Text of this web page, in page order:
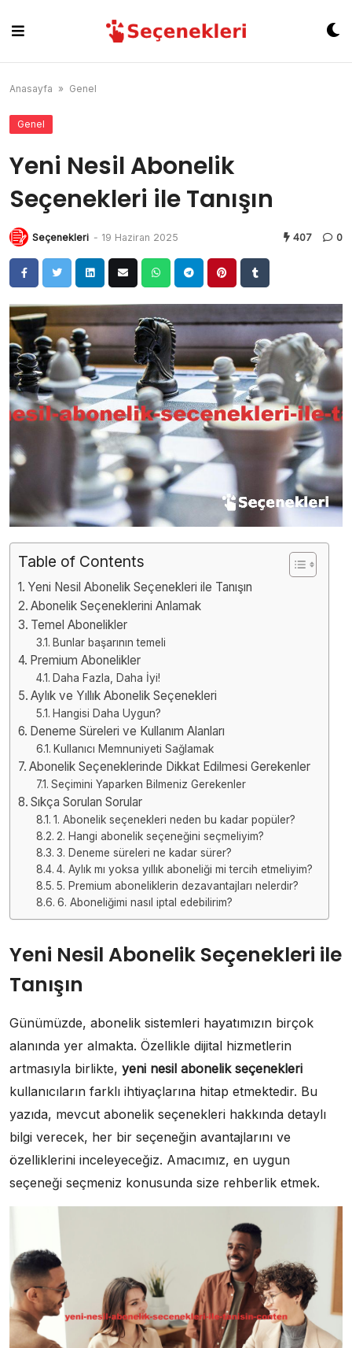
content
Anasayfa » Genel
Genel
Yeni Nesil Abonelik
Seçenekleri ile Tanışın
Seçenekleri - 19 Haziran 2025 407 0
Table of Contents
Yeni Nesil Abonelik Seçenekleri ile Tanışın
Abonelik Seçeneklerini Anlamak
Temel Abonelikler
Bunlar başarının temeli
Premium Abonelikler
Daha Fazla, Daha İyi!
Aylık ve Yıllık Abonelik Seçenekleri
Hangisi Daha Uygun?
Deneme Süreleri ve Kullanım Alanları
Kullanıcı Memnuniyeti Sağlamak
Abonelik Seçeneklerinde Dikkat Edilmesi Gerekenler
Seçimini Yaparken Bilmeniz Gerekenler
Sıkça Sorulan Sorular
1. Abonelik seçenekleri neden bu kadar popüler?
2. Hangi abonelik seçeneğini seçmeliyim?
3. Deneme süreleri ne kadar sürer?
4. Aylık mı yoksa yıllık aboneliği mi tercih etmeliyim?
5. Premium aboneliklerin dezavantajları nelerdir?
6. Aboneliğimi nasıl iptal edebilirim?
Yeni Nesil Abonelik Seçenekleri ile
Tanışın
Günümüzde, abonelik sistemleri hayatımızın birçok
alanında yer almakta. Özellikle dijital hizmetlerin
artmasıyla birlikte, yeni nesil abonelik seçenekleri
kullanıcıların farklı ihtiyaçlarına hitap etmektedir. Bu
yazıda, mevcut abonelik seçenekleri hakkında detaylı
bilgi verecek, her bir seçeneğin avantajlarını ve
özelliklerini inceleyeceğiz. Amacımız, en uygun
seçeneği seçmeniz konusunda size rehberlik etmek.